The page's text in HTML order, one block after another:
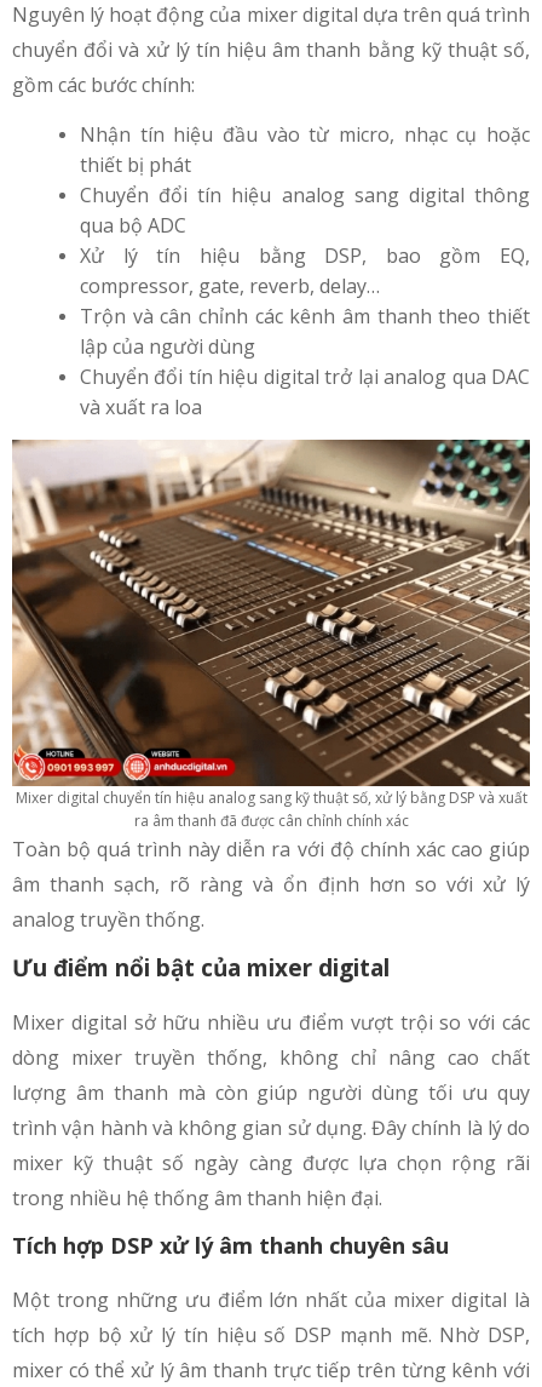
Nguyên lý hoạt động của mixer digital dựa trên quá trình
chuyển đổi và xử lý tín hiệu âm thanh bằng kỹ thuật số,
gồm các bước chính:
Nhận tín hiệu đầu vào từ micro, nhạc cụ hoặc
thiết bị phát
Chuyển đổi tín hiệu analog sang digital thông
qua bộ ADC
Xử lý tín hiệu bằng DSP, bao gồm EQ,
compressor, gate, reverb, delay…
Trộn và cân chỉnh các kênh âm thanh theo thiết
lập của người dùng
Chuyển đổi tín hiệu digital trở lại analog qua DAC
và xuất ra loa
Mixer digital chuyển tín hiệu analog sang kỹ thuật số, xử lý bằng DSP và xuất
ra âm thanh đã được cân chỉnh chính xác
Toàn bộ quá trình này diễn ra với độ chính xác cao giúp
âm thanh sạch, rõ ràng và ổn định hơn so với xử lý
analog truyền thống.
Ưu điểm nổi bật của mixer digital
Mixer digital sở hữu nhiều ưu điểm vượt trội so với các
dòng mixer truyền thống, không chỉ nâng cao chất
lượng âm thanh mà còn giúp người dùng tối ưu quy
trình vận hành và không gian sử dụng. Đây chính là lý do
mixer kỹ thuật số ngày càng được lựa chọn rộng rãi
trong nhiều hệ thống âm thanh hiện đại.
Tích hợp DSP xử lý âm thanh chuyên sâu
Một trong những ưu điểm lớn nhất của mixer digital là
tích hợp bộ xử lý tín hiệu số DSP mạnh mẽ. Nhờ DSP,
mixer có thể xử lý âm thanh trực tiếp trên từng kênh với